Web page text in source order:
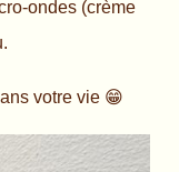
ondes (crème
votre vie 😁